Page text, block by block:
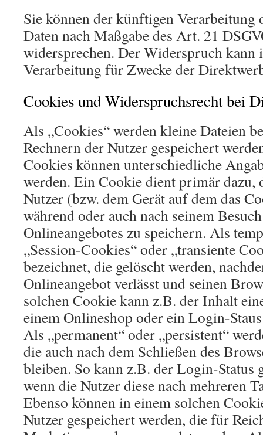
Sie können der künftigen Verarbeitung
Daten nach Maßgabe des Art. 21
widersprechen. Der Widerspruch kann
Verarbeitung für Zwecke der
Cookies und Widerspruchsrecht bei
Als „Cookies“ werden kleine Dateien
Rechnern der Nutzer gespeichert
Cookies können unterschiedliche
werden. Ein Cookie dient primär dazu,
Nutzer (bzw. dem Gerät auf dem das
während oder auch nach seinem
Onlineangebotes zu speichern. Als
„Session-Cookies“ oder „transiente
bezeichnet, die gelöscht werden,
Onlineangebot verlässt und seinen
solchen Cookie kann z.B. der Inhalt
einem Onlineshop oder ein Login-
Als „permanent“ oder „persistent“
die auch nach dem Schließen des
bleiben. So kann z.B. der Login-Status
wenn die Nutzer diese nach mehreren
Ebenso können in einem solchen
Nutzer gespeichert werden, die für